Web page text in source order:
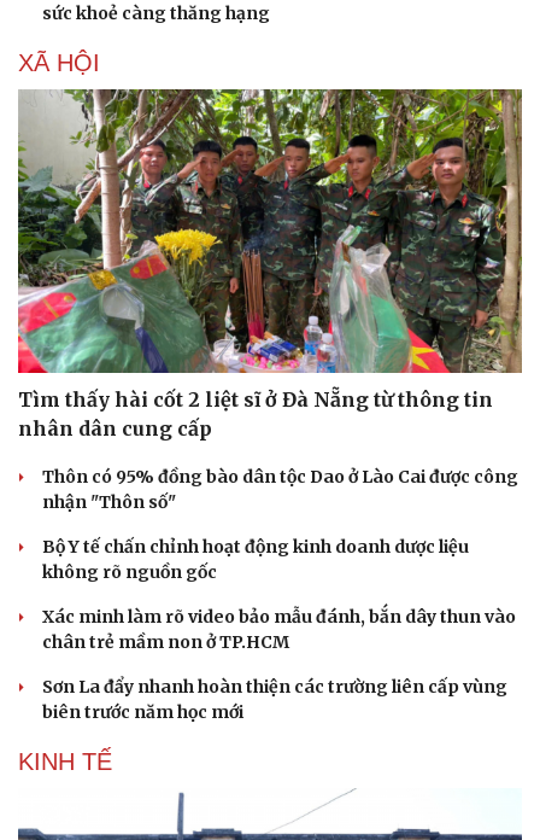
sức khoẻ càng thăng hạng
XÃ HỘI
Tìm thấy hài cốt 2 liệt sĩ ở Đà Nẵng từ thông tin
nhân dân cung cấp
Thôn có 95% đồng bào dân tộc Dao ở Lào Cai được công
nhận "Thôn số"
Bộ Y tế chấn chỉnh hoạt động kinh doanh dược liệu
không rõ nguồn gốc
Xác minh làm rõ video bảo mẫu đánh, bắn dây thun vào
chân trẻ mầm non ở TP.HCM
Sơn La đẩy nhanh hoàn thiện các trường liên cấp vùng
biên trước năm học mới
KINH TẾ